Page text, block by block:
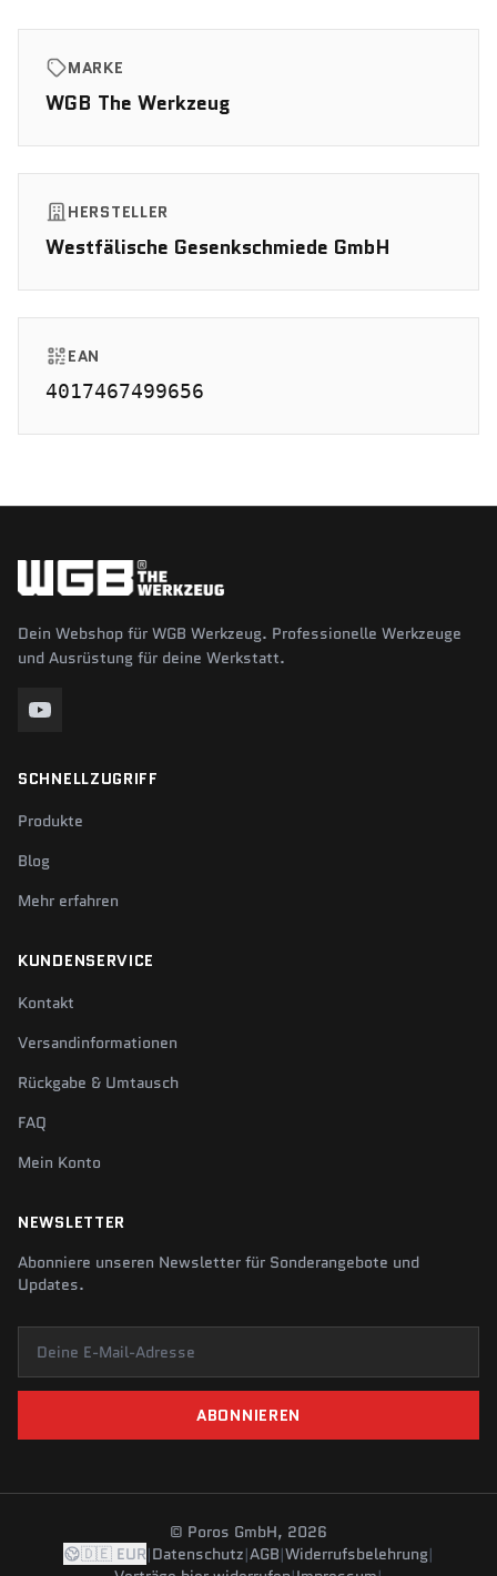
MARKE
WGB The Werkzeug
HERSTELLER
Westfälische Gesenkschmiede GmbH
EAN
4017467499656
Dein Webshop für WGB Werkzeug. Professionelle Werkzeuge
und Ausrüstung für deine Werkstatt.
SCHNELLZUGRIFF
Produkte
Blog
Mehr erfahren
KUNDENSERVICE
Kontakt
Versandinformationen
Rückgabe & Umtausch
FAQ
Mein Konto
NEWSLETTER
Abonniere unseren Newsletter für Sonderangebote und
Updates.
Deine E-Mail-Adresse
ABONNIEREN
© Poros GmbH, 2026
🇩🇪 EUR|Datenschutz|AGB|Widerrufsbelehrung|